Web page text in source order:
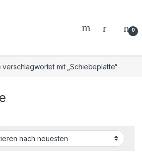
0
mit „Schiebeplatte“